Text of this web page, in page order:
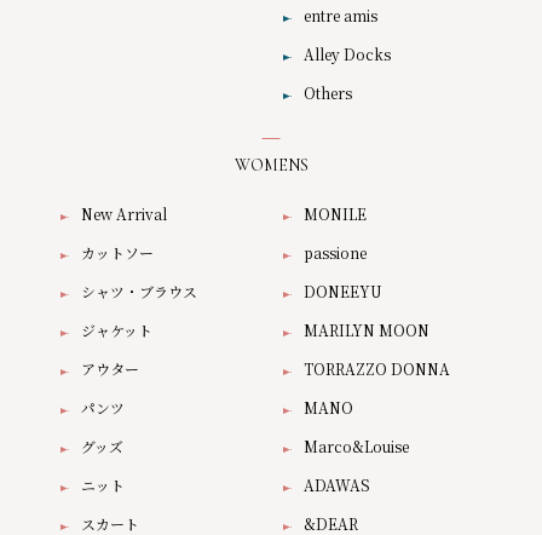
entre amis
Alley Docks
Others
WOMENS
New Arrival
カットソー
シャツ・ブラウス
ジャケット
アウター
パンツ
グッズ
ニット
スカート
MONILE
passione
DONEEYU
MARILYN MOON
TORRAZZO DONNA
MANO
Marco&Louise
ADAWAS
&DEAR